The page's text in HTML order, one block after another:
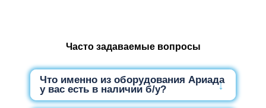
Часто задаваемые вопросы
Что именно из оборудования Ариада
у вас есть в наличии б/у?